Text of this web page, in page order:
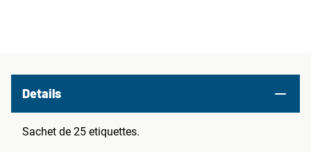
Details
Sachet de 25 etiquettes.